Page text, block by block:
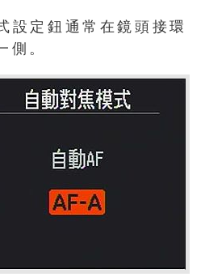
設定鈕通常在鏡頭接環
側。